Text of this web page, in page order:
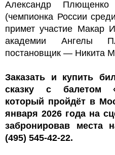
Александр
(чемпионка России
примет участие Макар
академии Ангелы
постановщик — Никита
Заказать и купить
сказку с балетом
который пройдёт в
января 2026 года на
забронировав места
(495) 545-42-22.